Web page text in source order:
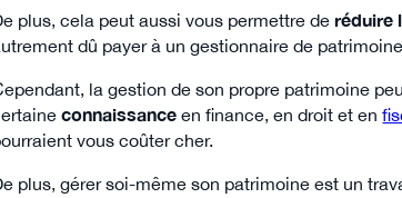
plus, cela peut aussi vous permettre deréduire
dû payer à un gestionnaire de
la gestion de son propre patrimoine
connaissance en finance, en droit et en
vous coûter cher.
plus, gérer soi-même son patrimoine est un